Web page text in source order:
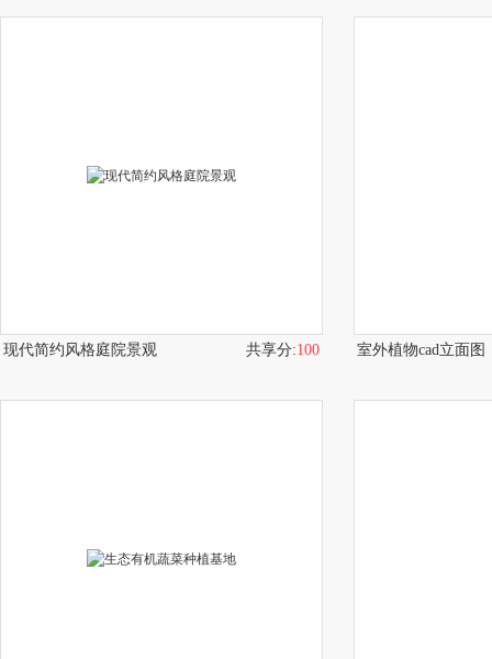
现代简约风格庭院景观 共享分:100 室外植物cad立面图